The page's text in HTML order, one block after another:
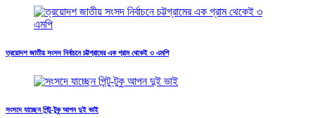
ত্রয়োদশ জাতীয় সংসদ নির্বাচনে চট্টগ্রামের এক গ্রাম থেকেই ৩ এমপি
সংসদে যাচ্ছেন পিন্টু-টুকু আপন দুই ভাই